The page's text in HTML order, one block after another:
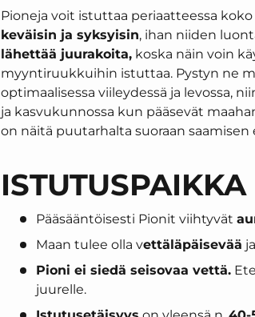
Pioneja voit istuttaa periaatteessa
keväisin ja syksyisin, ihan niiden
lähettää juurakoita, koska näin voin
myyntiruukkuihin istuttaa. Pystyn ne
optimaalisessa viileydessä ja levossa,
ja kasvukunnossa kun pääsevät
on näitä puutarhalta suoraan saamisen
ISTUTUSPAIKKA
Pääsääntöisesti Pionit viihtyvät
Maan tulee olla vettäläpäisevää
Pioni ei siedä seisovaa vettä.
juurelle.